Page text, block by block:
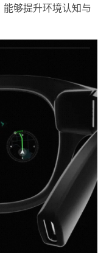
够提升环境认知与